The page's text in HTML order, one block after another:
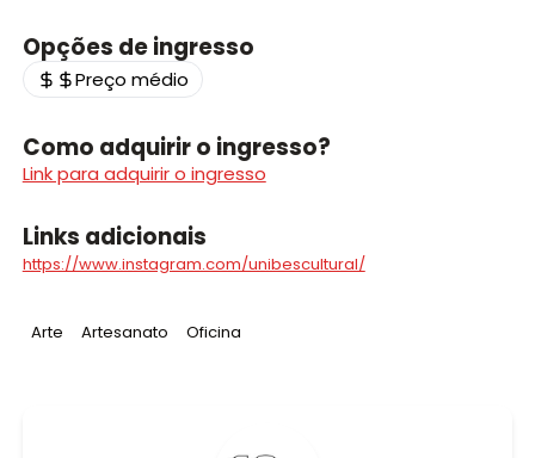
Opções de ingresso
Preço médio
Como adquirir o ingresso?
Link para adquirir o ingresso
Links adicionais
https://www.instagram.com/unibescultural/
Tag:
Arte Tag:
Artesanato Tag:
Oficina